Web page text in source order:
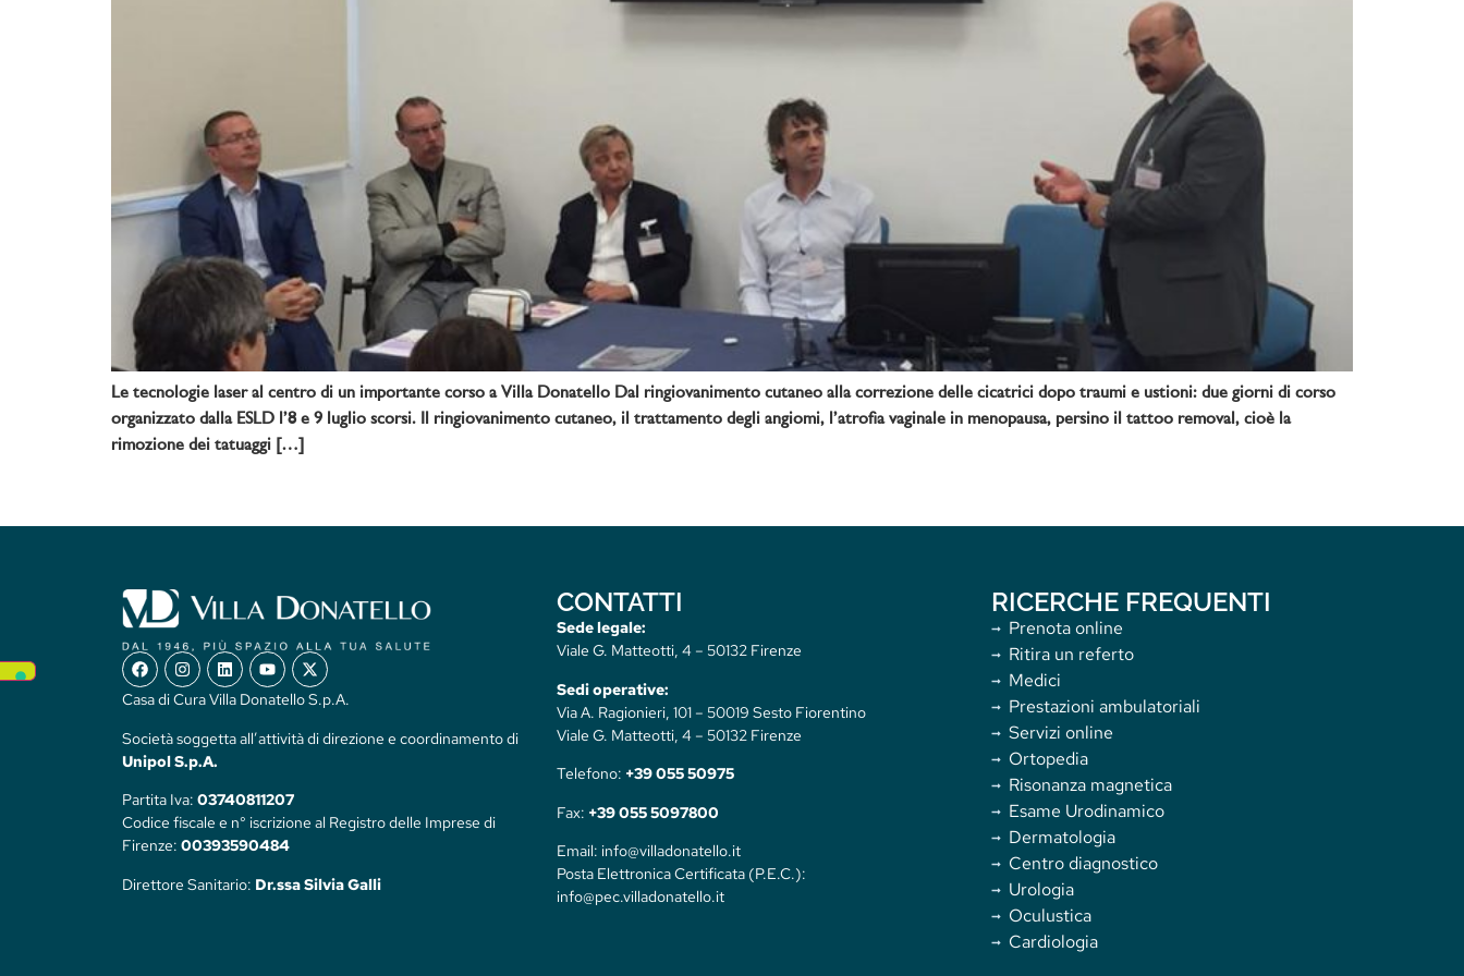
Le tecnologie laser al centro di un importante corso a Villa Donatello Dal ringiovanimento cutaneo alla correzione delle cicatrici dopo traumi e ustioni: due giorni di corso
organizzato dalla ESLD l’8 e 9 luglio scorsi. Il ringiovanimento cutaneo, il trattamento degli angiomi, l’atrofia vaginale in menopausa, persino il tattoo removal, cioè la
rimozione dei tatuaggi […]
Casa di Cura Villa Donatello S.p.A.
Società soggetta all’attività di direzione e coordinamento di
Unipol S.p.A.
Partita Iva: 03740811207
Codice fiscale e n° iscrizione al Registro delle Imprese di
Firenze: 00393590484
Direttore Sanitario: Dr.ssa Silvia Galli
CONTATTI
Sede legale:
Viale G. Matteotti, 4 – 50132 Firenze
Sedi operative:
Via A. Ragionieri, 101 – 50019 Sesto Fiorentino
Viale G. Matteotti, 4 – 50132 Firenze
Telefono: +39 055 50975
Fax: +39 055 5097800
Email: info@villadonatello.it
Posta Elettronica Certificata (P.E.C.):
info@pec.villadonatello.it
RICERCHE FREQUENTI
Prenota online
Ritira un referto
Medici
Prestazioni ambulatoriali
Servizi online
Ortopedia
Risonanza magnetica
Esame Urodinamico
Dermatologia
Centro diagnostico
Urologia
Oculustica
Cardiologia